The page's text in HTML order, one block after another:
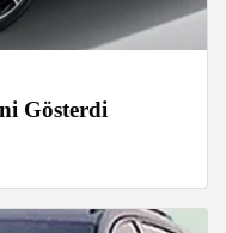
Gösterdi